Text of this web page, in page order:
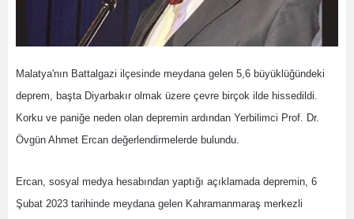
Malatya'nın Battalgazi ilçesinde meydana gelen 5,6 büyüklüğündeki
deprem, başta Diyarbakır olmak üzere çevre birçok ilde hissedildi.
Korku ve paniğe neden olan depremin ardından Yerbilimci Prof. Dr.
Övgün Ahmet Ercan değerlendirmelerde bulundu.
Ercan, sosyal medya hesabından yaptığı açıklamada depremin, 6
Şubat 2023 tarihinde meydana gelen Kahramanmaraş merkezli